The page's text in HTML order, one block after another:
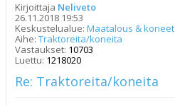
Kirjoittaja Neliveto
26.11.2018 19:53
Keskustelualue: Maatalous & koneet
Aihe: Traktoreita/koneita
Vastaukset: 10703
Luettu: 1218020
Re: Traktoreita/koneita